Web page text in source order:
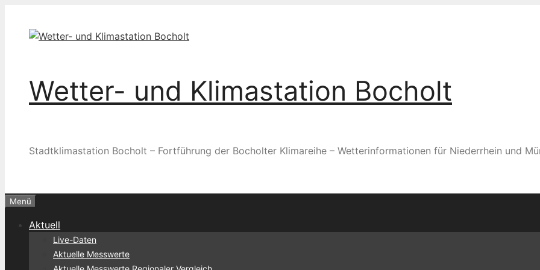
springen
Wetter- und Klimastation Bocholt
Stadtklimastation Bocholt – Fortführung der Bocholter Klimareihe – Wetterinformationen für Niederrhein und
Menü
Aktuell
Live-Daten
Aktuelle Messwerte